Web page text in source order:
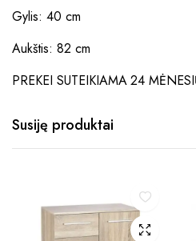
Gylis: 40 cm
Aukštis: 82 cm
PREKEI SUTEIKIAMA 24
Susiję produktai